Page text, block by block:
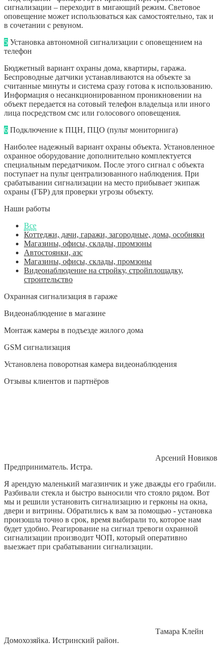
сигнализации – переходит в мигающий режим. Световое
оповещение может использоваться как самостоятельно, так и
в сочетании с ревуном.
5 Установка автономной сигнализации с оповещением на
телефон
Бюджетный вариант охраны дома, квартиры, гаража.
Беспроводные датчики устанавливаются на объекте за
считанные минуты и система сразу готова к использованию.
Информация о несанкционированном проникновении на
объект передается на сотовый телефон владельца или иного
лица посредством смс или голосового оповещения.
6 Подключение к ПЦН, ПЦО (пульт мониторнига)
Наиболее надежный вариант охраны объекта. Установленное
охранное оборудование дополнительно комплектуется
специальным передатчиком. После этого сигнал с объекта
поступает на пульт централизованного наблюдения. При
срабатывании сигнализации на место прибывает экипаж
охраны (ГБР) для проверки угрозы объекту.
Наши работы
Все
Коттеджи, дачи, гаражи, загородные, дома, особняки
Магазины, офисы, склады, промзоны
Автостоянки, азс
Магазины, офисы, склады, промзоны
Видеонаблюдение на стройку, стройплощадку,
строительство
Охранная сигнализация в гараже
Видеонаблюдение в магазине
Монтаж камеры в подъезде жилого дома
GSM сигнализация
Установлена поворотная камера видеонаблюдения
Отзывы клиентов и партнёров
Арсений Новиков
Предприниматель. Истра.
Я арендую маленький магазинчик и уже дважды его грабили.
Разбивали стекла и быстро выносили что стояло рядом. Вот
мы и решили установить сигнализацию и герконы на окна,
двери и витрины. Обратились к вам за помощью - установка
произошла точно в срок, время выбирали то, которое нам
будет удобно. Реагирование на сигнал тревоги охранной
сигнализации производит ЧОП, который оперативно
выезжает при срабатывании сигнализации.
Тамара Клейн
Домохозяйка. Истринский район.